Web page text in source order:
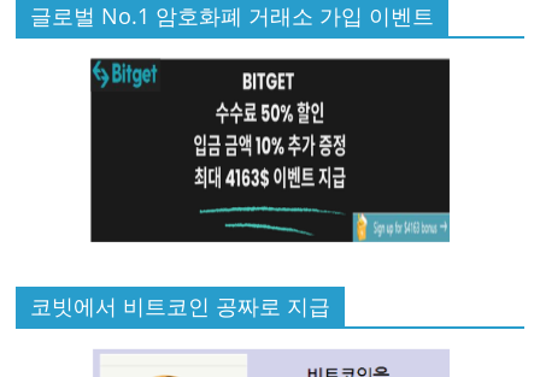
글로벌 No.1 암호화폐 거래소 가입 이벤트
코빗에서 비트코인 공짜로 지급